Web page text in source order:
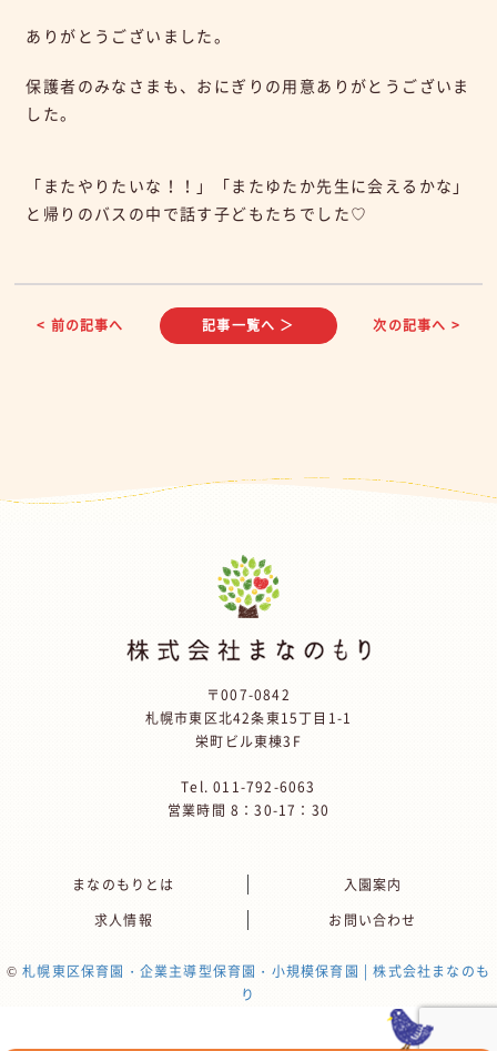
ありがとうございました。
保護者のみなさまも、おにぎりの用意ありがとうございま
した。
「またやりたいな！！」「またゆたか先生に会えるかな」
と帰りのバスの中で話す子どもたちでした♡
< 前の記事へ 記事一覧へ ＞ 次の記事へ >
〒007-0842
札幌市東区北42条東15丁目1-1
栄町ビル東棟3F
Tel.011-792-6063
営業時間 8：30-17：30
まなのもりとは
入園案内
求人情報
お問い合わせ
©札幌東区保育園・企業主導型保育園・小規模保育園 | 株式会社まなのも
り